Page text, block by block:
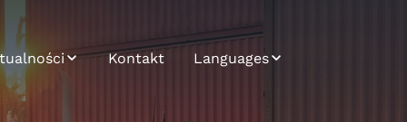
Kontakt Languages